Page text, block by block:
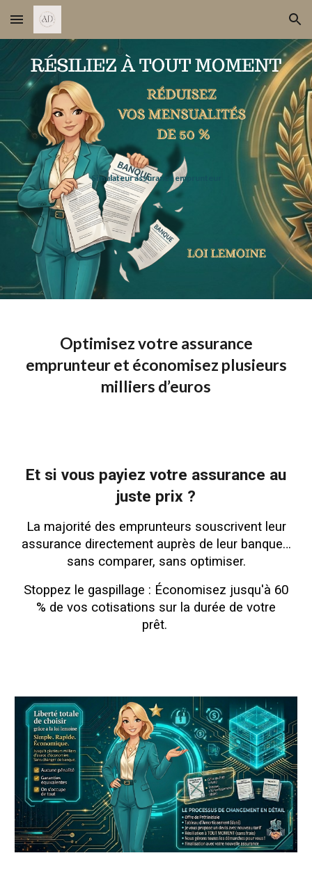
Skip to main content Skip to navigation
Simulateur assurance emprunteur
Optimisez votre assurance
emprunteur et économisez plusieurs
milliers d’euros
Et si vous payiez votre assurance au
juste prix ?
La majorité des emprunteurs souscrivent leur
assurance directement auprès de leur banque…
sans comparer, sans optimiser.
Stoppez le gaspillage : Économisez jusqu'à 60
% de vos cotisations sur la durée de votre
prêt.